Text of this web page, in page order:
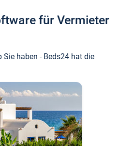
für Vermieter
Sie haben - Beds24 hat die